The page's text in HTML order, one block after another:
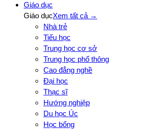
Giáo dục
Giáo dụcXem tất cả →
Nhà trẻ
Tiểu học
Trung học cơ sở
Trung học phổ thông
Cao đẳng nghề
Đại học
Thạc sĩ
Hướng nghiệp
Du học Úc
Học bổng